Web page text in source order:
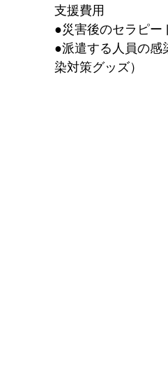
支援費用
●災害後のセラピー
●派遣する人員の感
染対策グッズ）